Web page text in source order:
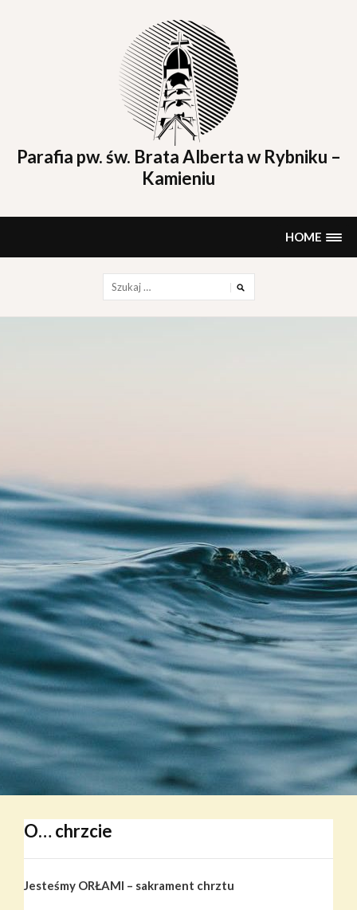
to
content
Parafia pw. św. Brata Alberta w Rybniku –
Kamieniu
HOME
O… chrzcie
Jesteśmy ORŁAMI – sakrament chrztu